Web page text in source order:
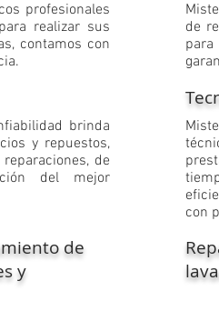
profesionales
realizar sus
contamos con
brinda
y repuestos,
de
del mejor
de
y
de
con